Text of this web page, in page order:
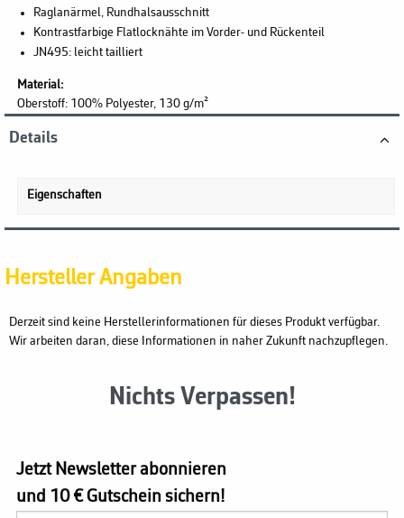
Raglanärmel, Rundhalsausschnitt
Kontrastfarbige Flatlocknähte im Vorder- und Rückenteil
JN495: leicht tailliert
Material:
Oberstoff: 100% Polyester, 130 g/m²
Details
Eigenschaften
Hersteller Angaben
Derzeit sind keine Herstellerinformationen für dieses Produkt verfügbar.
Wir arbeiten daran, diese Informationen in naher Zukunft nachzupflegen.
Nichts Verpassen!
Jetzt Newsletter abonnieren
und 10 € Gutschein sichern!